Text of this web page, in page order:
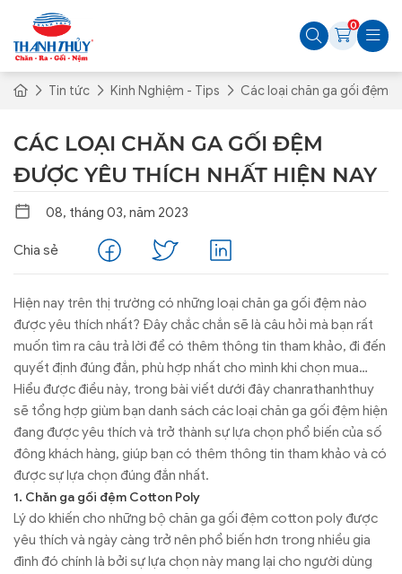
0
Tin tức Kinh Nghiệm - Tips Các loại chăn ga gối đệm
CÁC LOẠI CHĂN GA GỐI ĐỆM
ĐƯỢC YÊU THÍCH NHẤT HIỆN NAY
08, tháng 03, năm 2023
Chia sẻ
Hiện nay trên thị trường có những loại chăn ga gối đệm nào
được yêu thích nhất? Đây chắc chắn sẽ là câu hỏi mà bạn rất
muốn tìm ra câu trả lời để có thêm thông tin tham khảo, đi đến
quyết định đúng đắn, phù hợp nhất cho mình khi chọn mua
chăn ga gối đệm cho gia đình.
Hiểu được điều này, trong bài viết dưới đây chanrathanhthuy
sẽ tổng hợp giùm bạn danh sách các loại chăn ga gối đệm hiện
đang được yêu thích và trở thành sự lựa chọn phổ biến của số
đông khách hàng, giúp bạn có thêm thông tin tham khảo và có
được sự lựa chọn đúng đắn nhất.
1. Chăn ga gối đệm Cotton Poly
Lý do khiến cho những bộ chăn ga gối đệm cotton poly được
yêu thích và ngày càng trở nên phổ biến hơn trong nhiều gia
đình đó chính là bởi sự lựa chọn này mang lại cho người dùng